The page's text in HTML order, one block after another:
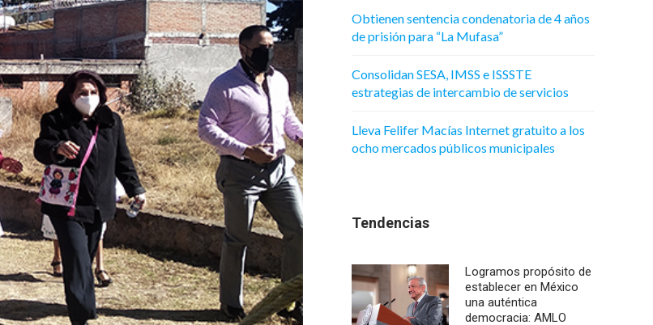
Obtienen sentencia condenatoria de 4 años
de prisión para “La Mufasa”
Consolidan SESA, IMSS e ISSSTE
estrategias de intercambio de servicios
Lleva Felifer Macías Internet gratuito a los
ocho mercados públicos municipales
Tendencias
Logramos propósito de
establecer en México
una auténtica
democracia: AMLO